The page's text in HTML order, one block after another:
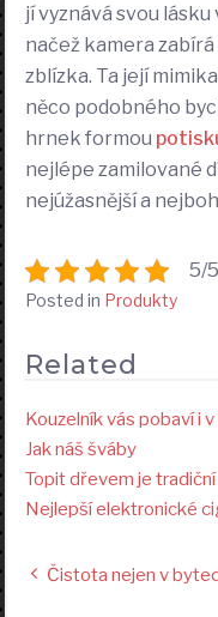
jí vyznává svou
načež kamera
zblízka. Ta její
něco podobného
hrnek formou
nejlépe zamilované
nejúžasnější a
5/
Posted in Produkty
Related
Kouzelník vás pobaví i
Jak náš šváby
Topit dřevem je tradiční
Nejlepší elektronické
Navigace
Čistota nejen v